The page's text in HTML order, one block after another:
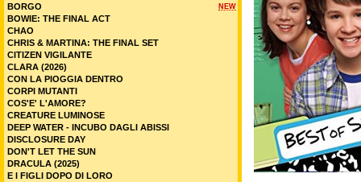
NEW
BORGO
BOWIE: THE FINAL ACT
CHAO
CHRIS & MARTINA: THE FINAL SET
CITIZEN VIGILANTE
CLARA (2026)
CON LA PIOGGIA DENTRO
CORPI MUTANTI
COS'E' L'AMORE?
CREATURE LUMINOSE
DEEP WATER - INCUBO DAGLI ABISSI
DISCLOSURE DAY
DON'T LET THE SUN
DRACULA (2025)
E I FIGLI DOPO DI LORO